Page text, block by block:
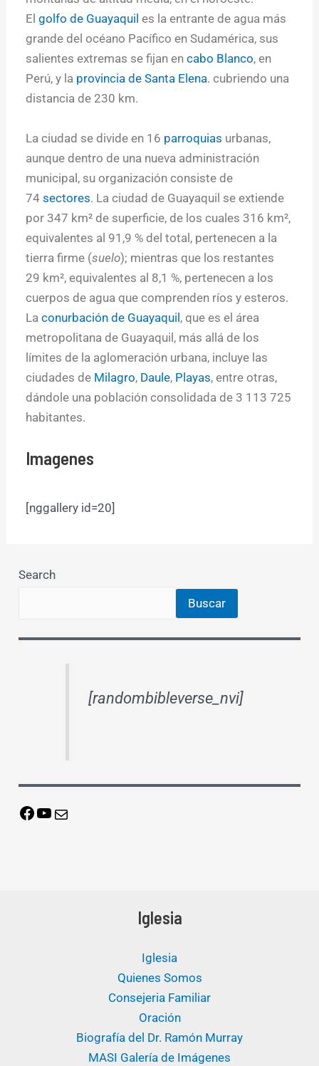
Elgolfo de Guayaquil es la entrante de agua más
grande del océano Pacífico en Sudamérica, sus
salientes extremas se fijan encabo Blanco, en
Perú, y la provincia de Santa Elena. cubriendo una
distancia de 230 km.
La ciudad se divide en 16 parroquias urbanas,
aunque dentro de una nueva administración
municipal, su organización consiste de
74sectores. La ciudad de Guayaquil se extiende
por 347 km² de superficie, de los cuales 316 km²,
equivalentes al 91,9 % del total, pertenecen a la
tierra firme (suelo); mientras que los restantes
29 km², equivalentes al 8,1 %, pertenecen a los
cuerpos de agua que comprenden ríos y esteros.
Laconurbación de Guayaquil, que es el área
metropolitana de Guayaquil, más allá de los
límites de la aglomeración urbana, incluye las
ciudades de Milagro, Daule, Playas, entre otras,
dándole una población consolidada de 3 113 725
habitantes.
Imagenes
[nggallery id=20]
Search
Buscar
[randombibleverse_nvi]
Iglesia
Iglesia
Quienes Somos
Consejeria Familiar
Oración
Biografía del Dr. Ramón Murray
MASI Galería de Imágenes